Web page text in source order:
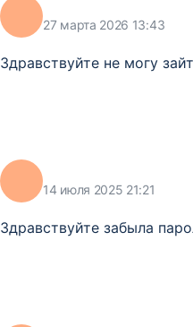
27 марта 2026 13:43
Здравствуйте не могу
14 июля 2025 21:21
Здравствуйте забыла